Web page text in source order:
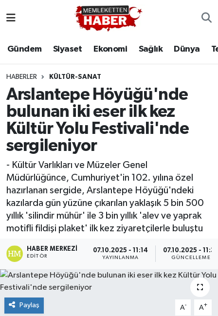
Gündem Siyaset Ekonomi Sağlık Dünya
HABERLER KÜLTÜR-SANAT
Arslantepe Höyüğü'nde
bulunan iki eser ilk kez
Kültür Yolu Festivali'nde
sergileniyor
- Kültür Varlıkları ve Müzeler Genel
Müdürlüğünce, Cumhuriyet'in 102. yılına özel
hazırlanan sergide, Arslantepe Höyüğü'ndeki
kazılarda gün yüzüne çıkarılan yaklaşık 5 bin 500
yıllık 'silindir mühür' ile 3 bin yıllık 'alev ve yaprak
motifli fildişi plaket' ilk kez ziyaretçilerle buluştu
HABER MERKEZI
EDITÖR
07.10.2025 - 11:14
YAYINLANMA
07.10.2025 -
GÜNCELLEME
Paylaş A- A+